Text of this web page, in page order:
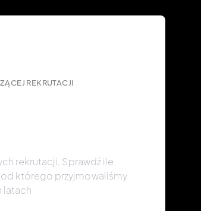
REKRUTACJI
rekrutacji. Sprawdź ile
którego przyjmowaliśmy
latach